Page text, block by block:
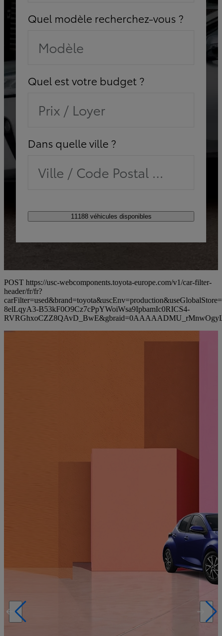
Quel modèle recherchez-vous ?
Modèle
Quel est votre budget ?
Prix / Loyer
Dans quelle ville ?
Ville / Code Postal /
11188 véhicules disponibles
POST https://usc-webcomponents.toyota-europe.com/v1/car-filter-
header/fr/fr?
8elLqyA3-B53kF0O9Cz7cPpYWoiWsa9IpbamIc0RICS4-